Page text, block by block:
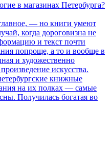
в магазинах Петербурга?
— но книги умеют
когда дороговизна не
и текст почти
попроще, а то и вообще в
и художественно
искусства.
книжные
на их полках — самые
Получилась богатая во